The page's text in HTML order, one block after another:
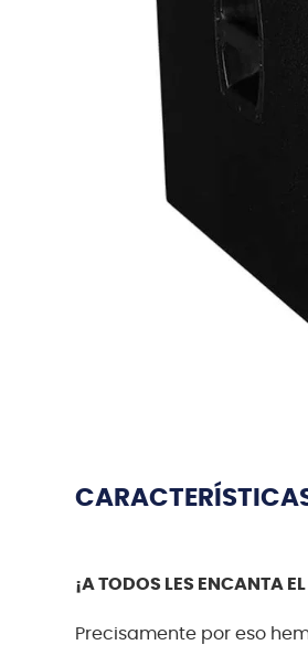
¡A TODOS LES ENCANTA
Precisamente por eso